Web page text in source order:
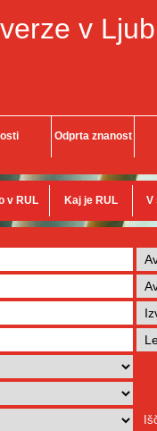
v
Odprta znanost
v RUL Kaj je RUL V